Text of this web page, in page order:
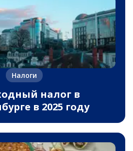
Налоги
налог в
в 2025 году